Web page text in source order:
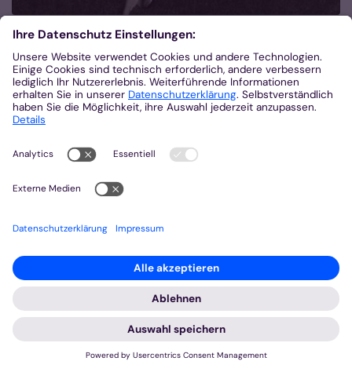
Impuls für Dezember von Sr. Waltraud Schulte PIJ, Aachen
Wachsam sein, wachsam leben, auf die
Zeichen der Zeit achten
18. Nov. 2023
So hören wir – und es mag in unterschiedlicher
Eindringlichkeit auf uns wirken – im Evangelium
nach Markus (Mk 13,33-37) am 1. Adventsonntag
2023. ...
Mehr